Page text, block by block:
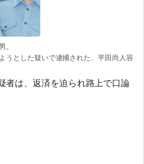
。
うとした疑いで逮捕された、平田尚人容
者は、返済を迫られ路上で口論